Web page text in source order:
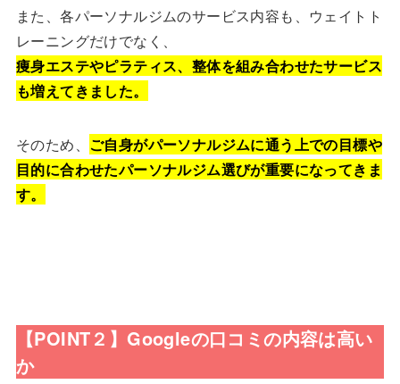
また、各パーソナルジムのサービス内容も、ウェイトト
レーニングだけでなく、
痩身エステやピラティス、整体を組み合わせたサービス
も増えてきました。
そのため、 ご自身がパーソナルジムに通う上での目標や
目的に合わせたパーソナルジム選びが重要になってきま
す。
【POINT２】Googleの口コミの内容は高い
か